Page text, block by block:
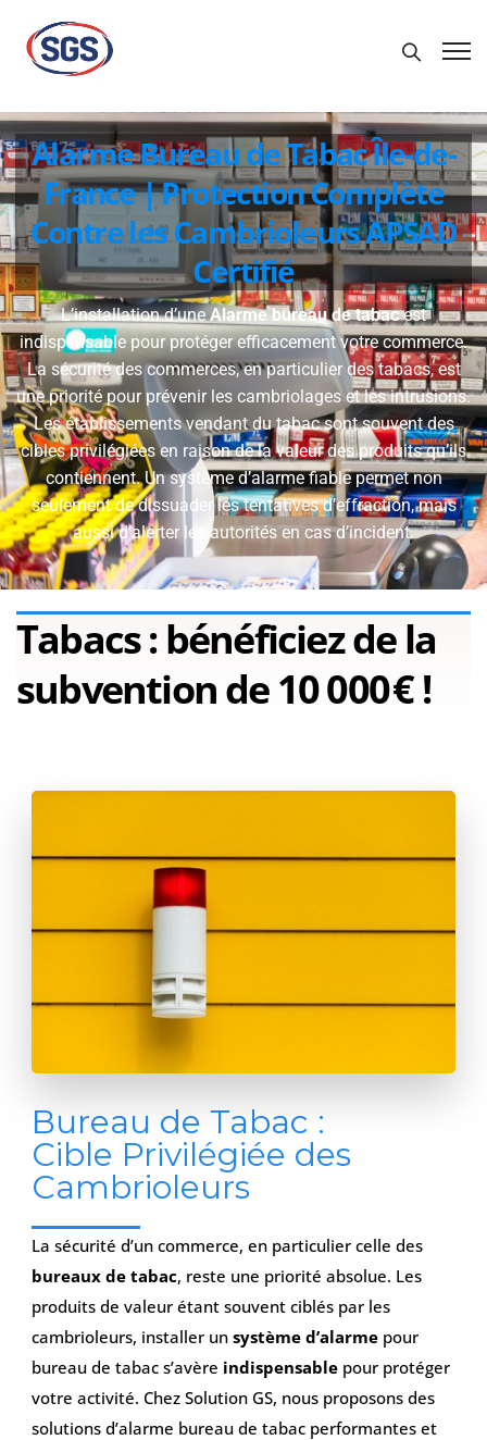
Alarme Bureau de Tabac Île-de-
France | Protection Complète
Contre les Cambrioleurs APSAD
Certifié
L’installation d’une Alarme bureau de tabacest
indispensable pour protéger efficacement votre commerce.
La sécurité des commerces, en particulier des tabacs, est
une priorité pour prévenir les cambriolages et les intrusions.
Les établissements vendant du tabac sont souvent des
cibles privilégiées en raison de la valeur des produits qu’ils
contiennent. Un système d’alarme fiable permet non
seulement de dissuader les tentatives d’effraction, mais
aussi d’alerter les autorités en cas d’incident.
Tabacs : bénéficiez de la
subvention de 10 000 € !
Bureau de Tabac :
Cible Privilégiée des
Cambrioleurs
La sécurité d’un commerce, en particulier celle des
bureaux de tabac, reste une priorité absolue. Les
produits de valeur étant souvent ciblés par les
cambrioleurs, installer un système d’alarme pour
bureau de tabac s’avère indispensable pour protéger
votre activité. Chez Solution GS, nous proposons des
solutions d’alarme bureau de tabac performantes et